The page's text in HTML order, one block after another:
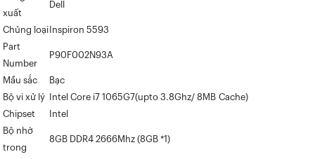
xuất
Dell
Chủng loại Inspiron 5593
Part
Number
P90F002N93A
Mầu sắc
Bạc
Bộ vi xử lý
Intel Core i7 1065G7(upto 3.8Ghz/ 8MB Cache)
Chipset
Intel
Bộ nhớ
trong
8GB DDR4 2666Mhz (8GB *1)